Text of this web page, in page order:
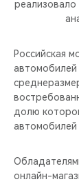
НОВИНКИ
ПОДДЕРЖКА
CHERY
CHERY В
ЛЮДИ CHERY
CHERY
CHERY
Российская
автомобилей
долю
автомобилей
онлайн-